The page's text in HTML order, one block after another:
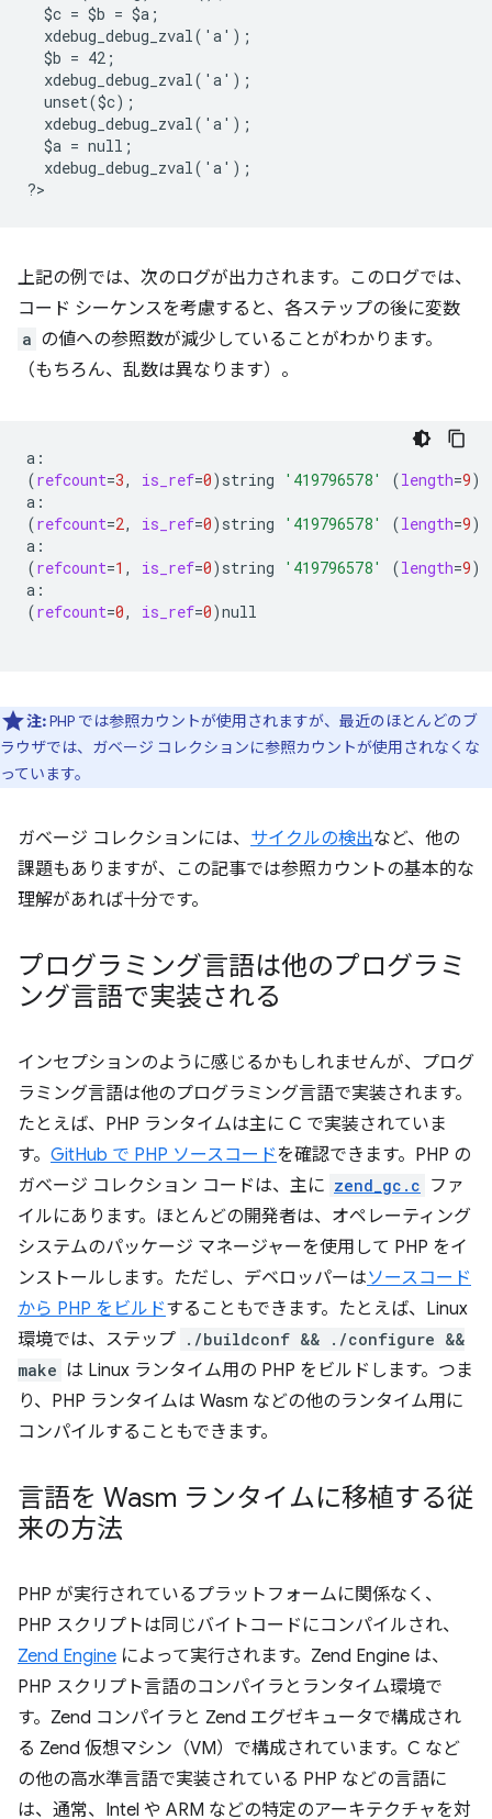
  $c = $b = $a;
  xdebug_debug_zval('a');
  $b = 42;
  xdebug_debug_zval('a');
  unset($c);
  xdebug_debug_zval('a');
  $a = null;
  xdebug_debug_zval('a');
?
上記の例では、次のログが出力されます。このログでは、
コード シーケンスを考慮すると、各ステップの後に変数
a の値への参照数が減少していることがわかります。
（もちろん、乱数は異なります）。
(refcount=3, is_ref=0) string '419796578' (length=9)
(refcount=2, is_ref=0) string '419796578' (length=9)
(refcount=1 , is_ref=0) string '419796578' (length=9)
(refcount=0, is_ref=0)null
注:PHP では参照カウントが使用されますが、最近のほとんどのブ
ラウザでは、ガベージ コレクションに参照カウントが使用されなくな
っています。
ガベージ コレクションには、 サイクルの検出など、他の
課題もありますが、この記事では参照カウントの基本的な
理解があれば十分です。
プログラミング言語は他のプログラミ
ング言語で実装される
インセプションのように感じるかもしれませんが、プログ
ラミング言語は他のプログラミング言語で実装されます。
たとえば、PHP ランタイムは主に C で実装されていま
す。 GitHub で PHP ソースコードを確認できます。PHP の
ガベージ コレクション コードは、主に zend_gc.c ファ
イルにあります。ほとんどの開発者は、オペレーティング
システムのパッケージ マネージャーを使用して PHP をイ
ンストールします。ただし、デベロッパーはソースコード
から PHP をビルドすることもできます。たとえば、Linux
環境では、ステップ ./buildconf && ./configure &&
make は Linux ランタイム用の PHP をビルドします。つま
り、PHP ランタイムは Wasm などの他のランタイム用に
コンパイルすることもできます。
言語を Wasm ランタイムに移植する従
来の方法
PHP が実行されているプラットフォームに関係なく、
PHP スクリプトは同じバイトコードにコンパイルされ、
Zend Engine によって実行されます。Zend Engine は、
PHP スクリプト言語のコンパイラとランタイム環境で
す。Zend コンパイラと Zend エグゼキュータで構成され
る Zend 仮想マシン（VM）で構成されています。C など
の他の高水準言語で実装されている PHP などの言語に
は、通常、Intel や ARM などの特定のアーキテクチャを対